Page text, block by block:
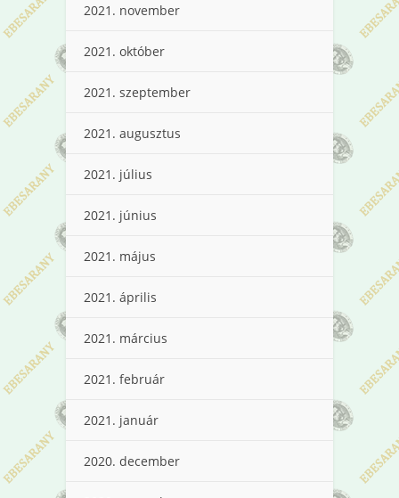
2021. november
2021. október
2021. szeptember
2021. augusztus
2021. július
2021. június
2021. május
2021. április
2021. március
2021. február
2021. január
2020. december